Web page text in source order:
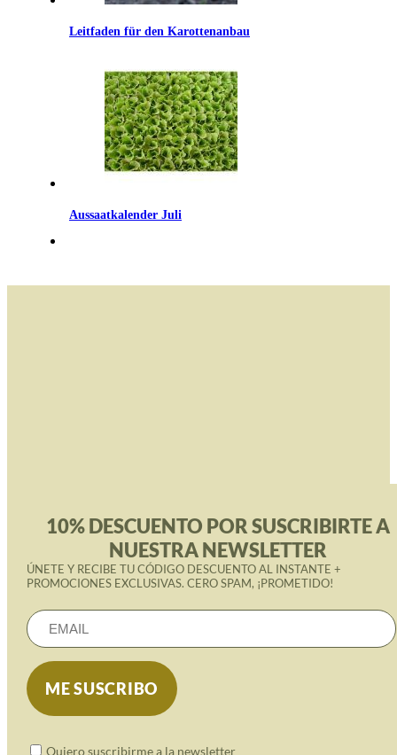
Leitfaden für den Karottenanbau
Aussaatkalender Juli
10% DESCUENTO POR SUSCRIBIRTE A
NUESTRA NEWSLETTER
ÚNETE Y RECIBE TU CÓDIGO DESCUENTO AL INSTANTE +
PROMOCIONES EXCLUSIVAS. CERO SPAM, ¡PROMETIDO!
Quiero suscribirme a la newsletter